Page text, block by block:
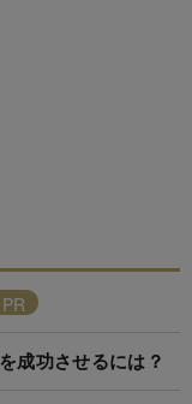
成功させるには？